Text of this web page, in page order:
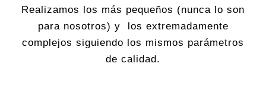
Realizamos los más pequeños (nunca lo son
para nosotros) y los extremadamente
complejos siguiendo los mismos parámetros
de calidad.